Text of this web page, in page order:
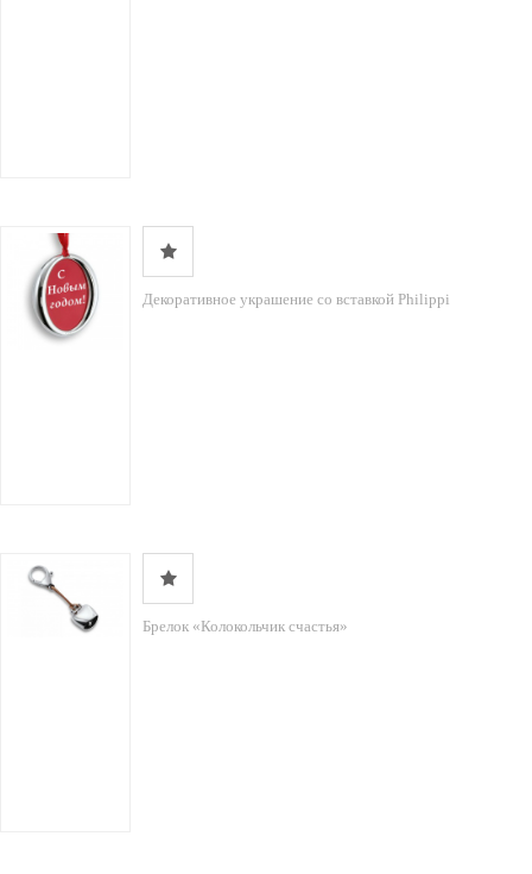
Декоративное украшение со вставкой Philippi
Брелок «Колокольчик счастья»